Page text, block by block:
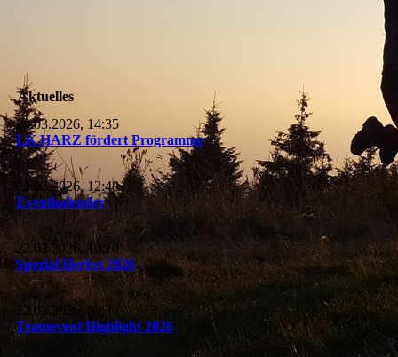
Aktuelles
28.03.2026, 14:35
LK HARZ fördert Programme
22.03.2026, 12:48
Eventkalender
22.03.2026, 10:10
Spezial Herbst 2026
22.03.2026, 08:30
Teamevent Highlight 2026